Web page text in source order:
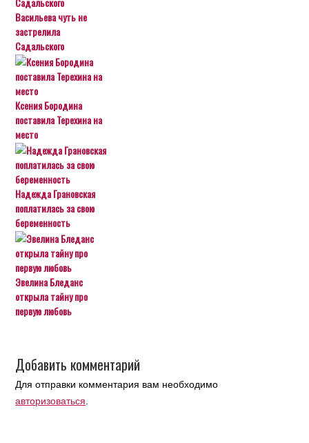
Васильева чуть не
застрелила
Садальского
Ксения Бородина
поставила Терехина на
место
Надежда Грановская
поплатилась за свою
беременность
Эвелина Бледанс
открыла тайну про
первую любовь
Добавить комментарий
Для отправки комментария вам необходимо
авторизоваться